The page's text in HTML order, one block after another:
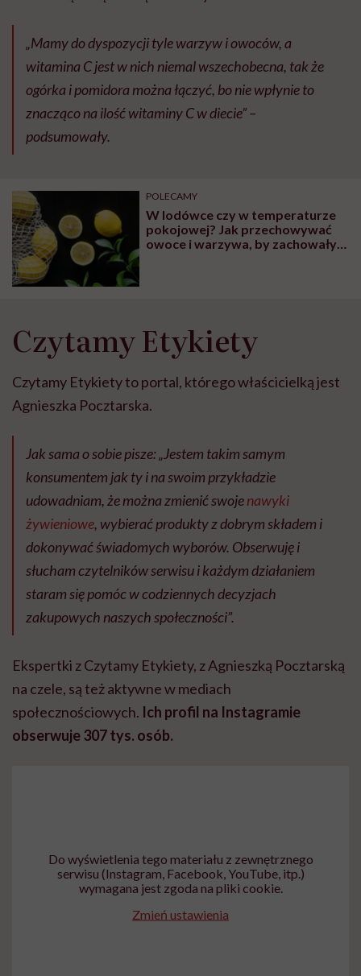
„Mamy do dyspozycji tyle warzyw i owoców, a
witamina C jest w nich niemal wszechobecna, tak że
ogórka i pomidora można łączyć, bo nie wpłynie to
znacząco na ilość witaminy C w diecie” –
podsumowały.
POLECAMY
W lodówce czy w temperaturze
pokojowej? Jak przechowywać
owoce i warzywa, by zachowały
Czytamy Etykiety
Czytamy Etykiety to portal, którego właścicielką jest
Agnieszka Pocztarska.
Jak sama o sobie pisze:„Jestem takim samym
konsumentem jak ty i na swoim przykładzie
udowadniam, że można zmienić swojenawyki
żywieniowe, wybierać produkty z dobrym składem i
dokonywać świadomych wyborów. Obserwuję i
słucham czytelników serwisu i każdym działaniem
staram się pomóc w codziennych decyzjach
zakupowych naszych społeczności”.
Ekspertki z Czytamy Etykiety, z Agnieszką Pocztarską
na czele, są też aktywne w mediach
społecznościowych. Ich profil na Instagramie
obserwuje 307 tys. osób.
Do wyświetlenia tego materiału z zewnętrznego
serwisu (Instagram, Facebook, YouTube, itp.)
wymagana jest zgoda na pliki cookie.
Zmień ustawienia